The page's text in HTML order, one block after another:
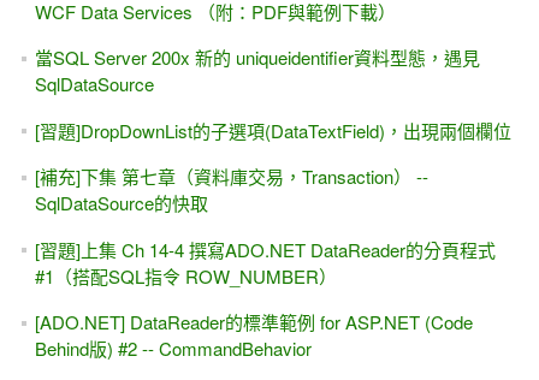
WCF Data Services （附：PDF與範例下載）
當SQL Server 200x 新的 uniqueidentifier資料型態，遇見
SqlDataSource
[習題]DropDownList的子選項(DataTextField)，出現兩個欄位
[補充]下集 第七章（資料庫交易，Transaction） --
SqlDataSource的快取
[習題]上集 Ch 14-4 撰寫ADO.NET DataReader的分頁程式
#1（搭配SQL指令 ROW_NUMBER）
[ADO.NET] DataReader的標準範例 for ASP.NET (Code
Behind版) #2 -- CommandBehavior